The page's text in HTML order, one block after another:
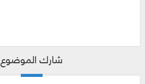
شارك الموضوع